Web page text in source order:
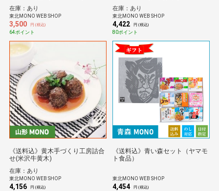
在庫：あり
東北MONO WEB SHOP
3,500 円 (税込)
64ポイント
りファクトリー）
在庫：あり
東北MONO WEB SHOP
4,422 円 (税込)
80ポイント
《送料込》黄木手づくり工房詰合
せ(米沢牛黄木)
在庫：あり
東北MONO WEB SHOP
4,156 円 (税込)
《送料込》青い森セット（ヤマモ
ト食品）
東北MONO WEB SHOP
4,454 円 (税込)